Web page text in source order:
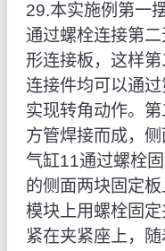
29.本实施例第一
通过螺栓连接第
形连接板，这样
连接件均可以通
实现转角动作。
方管焊接而成，
气缸11通过螺栓
的侧面两块固定
模块上用螺栓固
紧在夹紧座上，